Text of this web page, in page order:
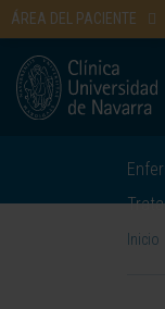
ÁREA DEL PACIENTE
Inicio